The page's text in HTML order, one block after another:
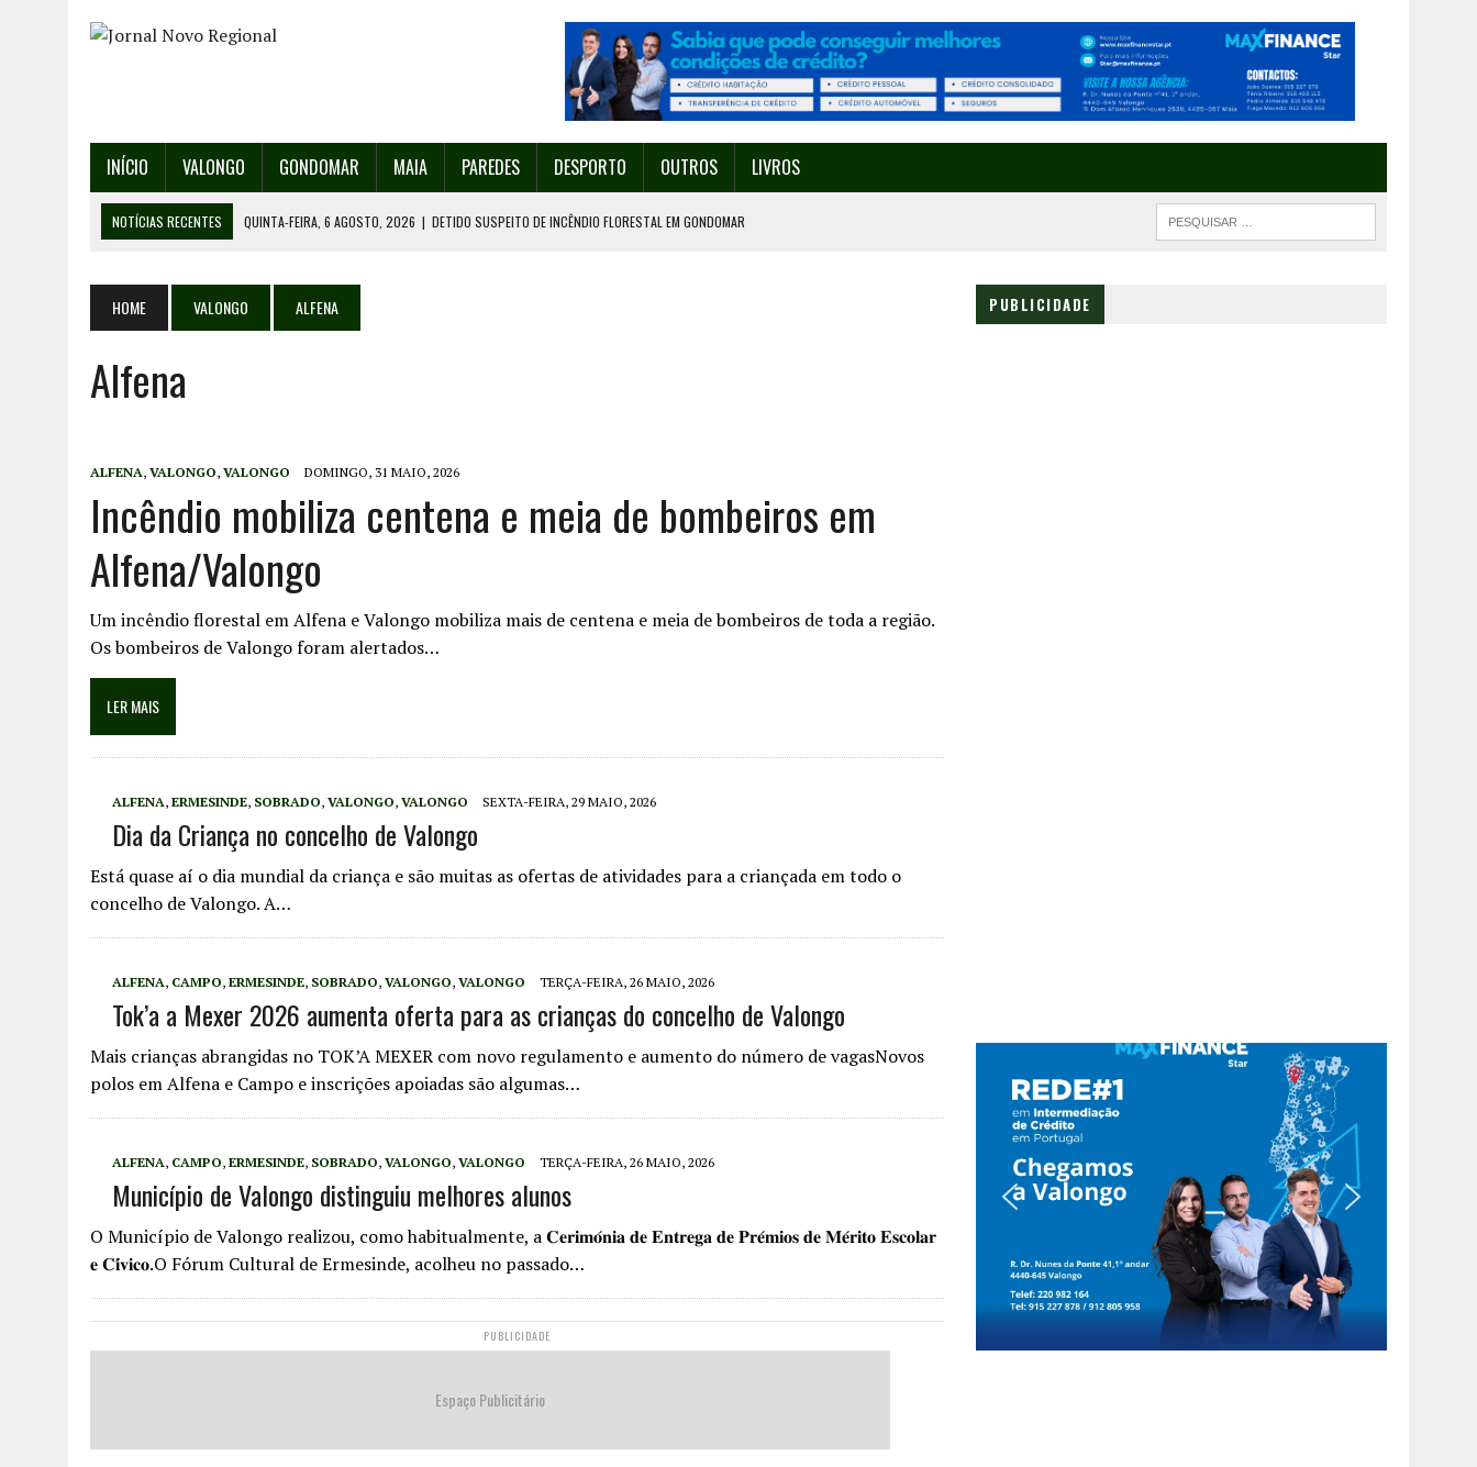
INÍCIO VALONGO GONDOMAR MAIA PAREDES DESPORTO OUTROS LIVROS
NOTÍCIAS RECENTES QUINTA-FEIRA, 6 AGOSTO, 2026 | DETIDO SUSPEITO DE INCÊNDIO FLORESTAL EM GONDOMAR
QUINTA-FEIRA, 6 AGOSTO, 2026 | INCÊNDIOS – FAFE: PJ DETÉM SUSPEITA DE ATEAR FOGO COM ISQUEIRO
SEXTA-FEIRA, 7 AGOSTO, 2026
HOME VALONGO ALFENA
Alfena
ALFENA, VALONGO, VALONGO DOMINGO, 31 MAIO, 2026
Incêndio mobiliza centena e meia de bombeiros em
Alfena/Valongo
Um incêndio florestal em Alfena e Valongo mobiliza mais de centena e meia de bombeiros de toda a região.
Os bombeiros de Valongo foram alertados…
LER MAIS
ALFENA, ERMESINDE, SOBRADO, VALONGO, VALONGO SEXTA-FEIRA, 29 MAIO, 2026
Dia da Criança no concelho de Valongo
Está quase aí o dia mundial da criança e são muitas as ofertas de atividades para a criançada em todo o
concelho de Valongo. A…
ALFENA, CAMPO, ERMESINDE, SOBRADO, VALONGO, VALONGO TERÇA-FEIRA, 26 MAIO, 2026
Tok’a a Mexer 2026 aumenta oferta para as crianças do concelho de Valongo
Mais crianças abrangidas no TOK’A MEXER com novo regulamento e aumento do número de vagasNovos
polos em Alfena e Campo e inscrições apoiadas são algumas…
ALFENA, CAMPO, ERMESINDE, SOBRADO, VALONGO, VALONGO TERÇA-FEIRA, 26 MAIO, 2026
Município de Valongo distinguiu melhores alunos
O Município de Valongo realizou, como habitualmente, a 𝐂𝐞𝐫𝐢𝐦𝐨́𝐧𝐢𝐚 𝐝𝐞 𝐄𝐧𝐭𝐫𝐞𝐠𝐚 𝐝𝐞 𝐏𝐫𝐞́𝐦𝐢𝐨𝐬 𝐝𝐞 𝐌𝐞́𝐫𝐢𝐭𝐨 𝐄𝐬𝐜𝐨𝐥𝐚𝐫
𝐞 𝐂𝐢́𝐯𝐢𝐜𝐨.O Fórum Cultural de Ermesinde, acolheu no passado…
PUBLICIDADE
Espaço Publicitário
PUBLICIDADE